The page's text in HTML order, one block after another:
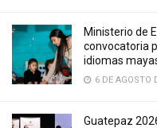
Ministerio de
convocatoria
idiomas
6 DE AGOSTO
Guatepaz